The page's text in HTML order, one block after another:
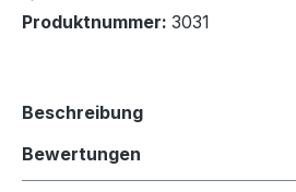
Produktnummer: 3031
Beschreibung
Bewertungen